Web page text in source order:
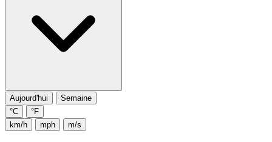
Aujourd'hui
Semaine
°C
°F
km/h
mph m/s